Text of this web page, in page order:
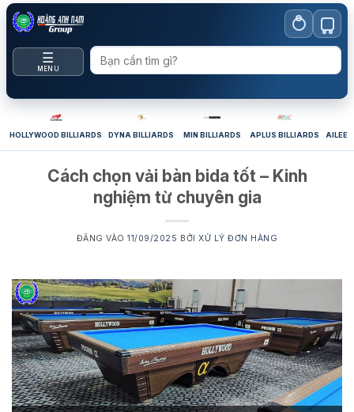
Bỏ
qua
nội
☰
MENU
HOLLYWOOD BILLIARDS DYNA BILLIARDS MIN BILLIARDS APLUS BILLIARDS
Cách chọn vải bàn bida tốt – Kinh
nghiệm từ chuyên gia
ĐĂNG VÀO11/09/2025 BỞIXỬ LÝ ĐƠN HÀNG